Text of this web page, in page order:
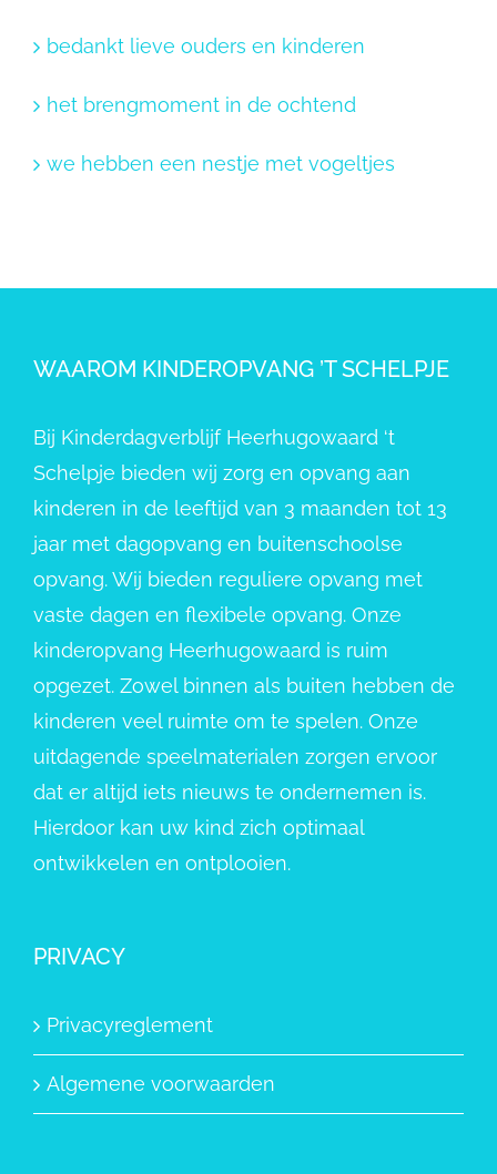
bedankt lieve ouders en kinderen
het brengmoment in de ochtend
we hebben een nestje met vogeltjes
WAAROM KINDEROPVANG ’T SCHELPJE
Bij Kinderdagverblijf Heerhugowaard ‘t
Schelpje bieden wij zorg en opvang aan
kinderen in de leeftijd van 3 maanden tot 13
jaar met dagopvang en buitenschoolse
opvang. Wij bieden reguliere opvang met
vaste dagen en flexibele opvang. Onze
kinderopvang Heerhugowaard is ruim
opgezet. Zowel binnen als buiten hebben de
kinderen veel ruimte om te spelen. Onze
uitdagende speelmaterialen zorgen ervoor
dat er altijd iets nieuws te ondernemen is.
Hierdoor kan uw kind zich optimaal
ontwikkelen en ontplooien.
PRIVACY
Privacyreglement
Algemene voorwaarden